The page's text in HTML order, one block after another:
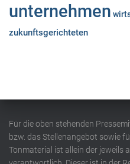
unternehmen
zukunftsgerichteten
Für die oben stehenden
bzw. das Stellenangebot sowie
Tonmaterial ist allein der jeweils